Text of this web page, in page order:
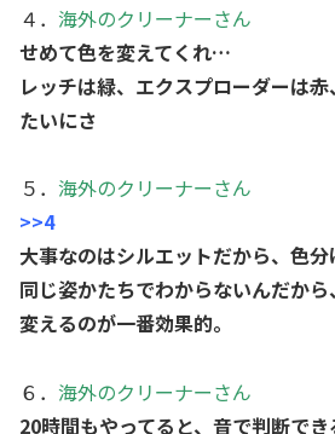
４． 海外のクリーナーさん
せめて色を変えてくれ…
レッチは緑、エクスプローダーは
たいにさ
５． 海外のクリーナーさん
>>4
大事なのはシルエットだから、色分
同じ姿かたちでわからないんだか
変えるのが一番効果的。
６． 海外のクリーナーさん
20時間もやってると、音で判断でき